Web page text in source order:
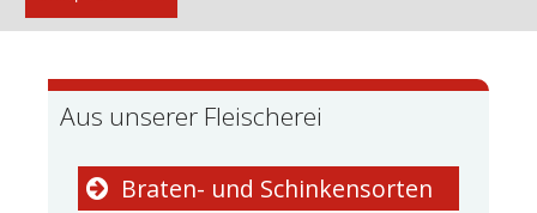
Aus unserer Fleischerei
Braten- und Schinkensorten